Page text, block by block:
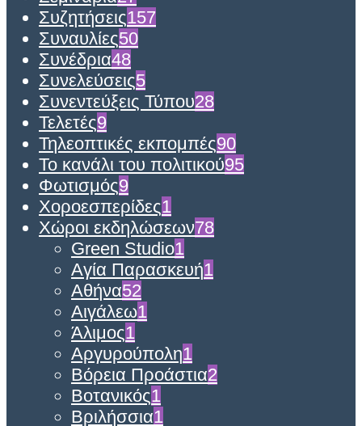
Συζητήσεις157
Συναυλίες50
Συνέδρια48
Συνελεύσεις5
Συνεντεύξεις Τύπου28
Τελετές9
Τηλεοπτικές εκπομπές90
Το κανάλι του πολιτικού95
Φωτισμός9
Χοροεσπερίδες1
Χώροι εκδηλώσεων78
Green Studio1
Αγία Παρασκευή1
Αθήνα52
Αιγάλεω1
Άλιμος1
Αργυρούπολη1
Βόρεια Προάστια2
Βοτανικός1
Βριλήσσια1